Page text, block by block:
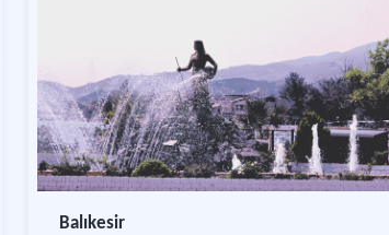
Balıkesir